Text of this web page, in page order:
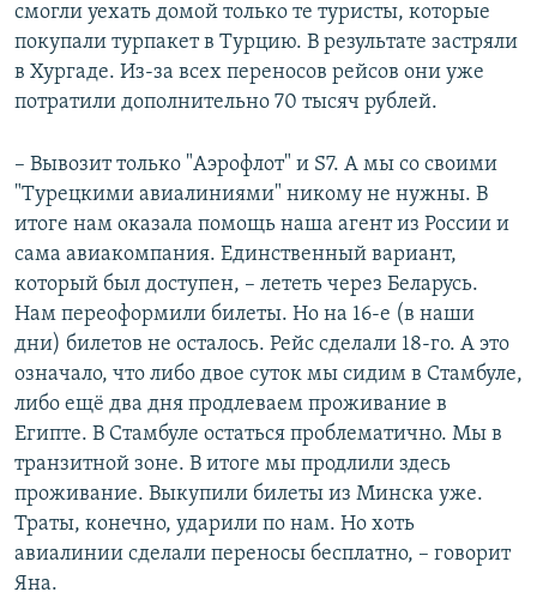
смогли уехать домой только те туристы, которые
покупали турпакет в Турцию. В результате застряли
в Хургаде. Из-за всех переносов рейсов они уже
потратили дополнительно 70 тысяч рублей.
– Вывозит только "Аэрофлот" и S7. А мы со своими
"Турецкими авиалиниями" никому не нужны. В
итоге нам оказала помощь наша агент из России и
сама авиакомпания. Единственный вариант,
который был доступен, – лететь через Беларусь.
Нам переоформили билеты. Но на 16-е (в наши
дни) билетов не осталось. Рейс сделали 18-го. А это
означало, что либо двое суток мы сидим в Стамбуле,
либо ещё два дня продлеваем проживание в
Египте. В Стамбуле остаться проблематично. Мы в
транзитной зоне. В итоге мы продлили здесь
проживание. Выкупили билеты из Минска уже.
Траты, конечно, ударили по нам. Но хоть
авиалинии сделали переносы бесплатно, – говорит
Яна.